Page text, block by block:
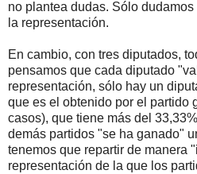
no plantea dudas. Sólo
la representación.
En cambio, con tres diputados,
pensamos que cada diputado
representación, sólo hay un
que es el obtenido por el partido
casos), que tiene más del
demás partidos "se ha ganado"
tenemos que repartir de manera
representación de la que los